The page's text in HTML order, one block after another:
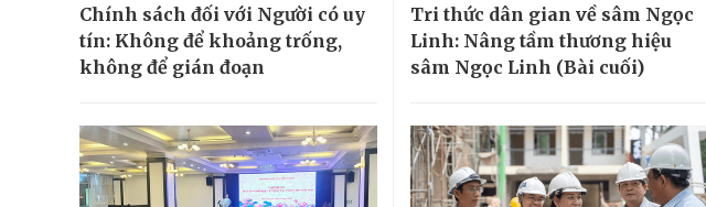
Chính sách đối với Người có uy
tín: Không để khoảng trống,
không để gián đoạn
Tri thức dân gian về sâm Ngọc
Linh: Nâng tầm thương hiệu
sâm Ngọc Linh (Bài cuối)